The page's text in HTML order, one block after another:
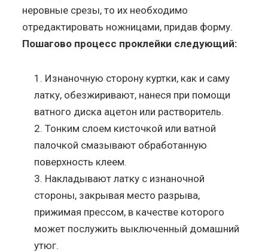
неровные срезы, то их необходимо
отредактировать ножницами, придав форму.
Пошагово процесс проклейки следующий:
Изнаночную сторону куртки, как и саму
латку, обезжиривают, нанеся при помощи
ватного диска ацетон или растворитель.
Тонким слоем кисточкой или ватной
палочкой смазывают обработанную
поверхность клеем.
Накладывают латку с изнаночной
стороны, закрывая место разрыва,
прижимая прессом, в качестве которого
может послужить выключенный домашний
утюг.